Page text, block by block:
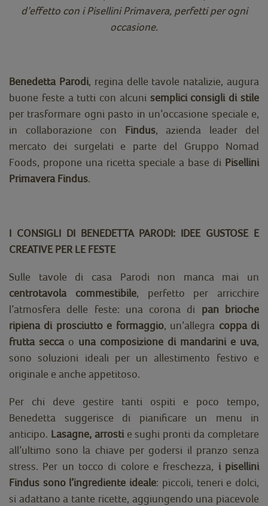
d’effetto con i Pisellini Primavera, perfetti per ogni
occasione.
Benedetta Parodi, regina delle tavole natalizie, augura
buone feste a tutti con alcuni semplici consigli di stile
per trasformare ogni pasto in un’occasione speciale e,
in collaborazione con Findus, azienda leader del
mercato dei surgelati e parte del Gruppo Nomad
Foods, propone una ricetta speciale a base di Pisellini
Primavera Findus.
I CONSIGLI DI BENEDETTA PARODI: IDEE GUSTOSE E
CREATIVE PER LE FESTE
Sulle tavole di casa Parodi non manca mai un
centrotavola commestibile, perfetto per arricchire
l’atmosfera delle feste: una corona di pan brioche
ripiena di prosciutto e formaggio, un’allegra coppa di
frutta secca o una composizione di mandarini e uva,
sono soluzioni ideali per un allestimento festivo e
originale e anche appetitoso.
Per chi deve gestire tanti ospiti e poco tempo,
Benedetta suggerisce di pianificare un menu in
anticipo. Lasagne, arrostie sughi pronti da completare
all’ultimo sono la chiave per godersi il pranzo senza
stress. Per un tocco di colore e freschezza, i pisellini
Findus sono l’ingrediente ideale: piccoli, teneri e dolci,
si adattano a tante ricette, aggiungendo una piacevole